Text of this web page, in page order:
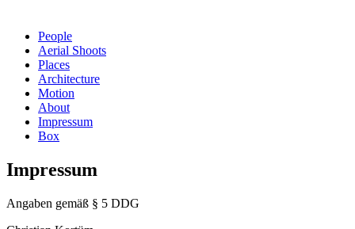
People
Aerial Shoots
Places
Architecture
Motion
About
Impressum
Box
Impressum
Angaben gemäß § 5 DDG